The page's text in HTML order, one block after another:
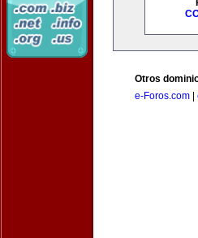
Otros
e-Foros.com